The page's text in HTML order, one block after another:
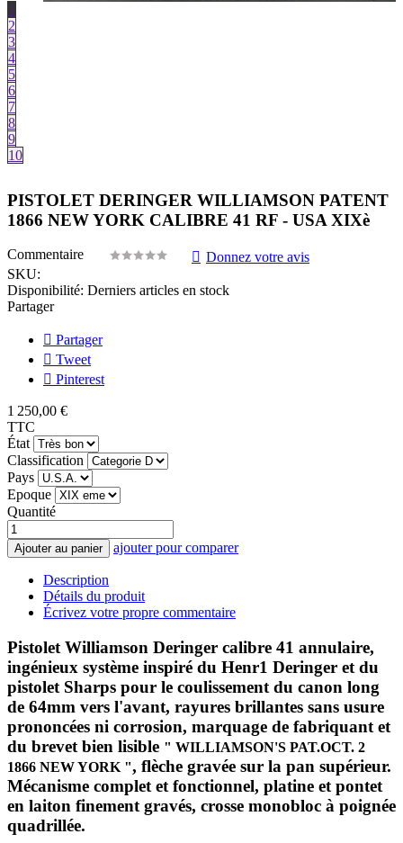
1
2
3
4
5
6
7
8
9
10
PISTOLET DERINGER WILLIAMSON PATENT
1866 NEW YORK CALIBRE 41 RF - USA XIXè
Commentaire
Donnez votre avis
SKU:
Disponibilité: Derniers articles en stock
Partager
Partager
Tweet
Pinterest
1 250,00 €
TTC
État
Classification
Pays
Epoque
Quantité
Ajouter au panier ajouter pour comparer
Description
Détails du produit
Écrivez votre propre commentaire
Pistolet Williamson Deringer calibre 41 annulaire,
ingénieux système inspiré du Henr1 Deringer et du
pistolet Sharps pour le coulissement du canon long
de 64mm vers l'avant, rayures brillantes sans usure
prononcées ni corrosion, marquage de fabriquant et
du brevet bien lisible " WILLIAMSON'S PAT.OCT. 2
1866 NEW YORK ", flèche gravée sur la pan supérieur.
Mécanisme complet et fonctionnel, platine et pontet
en laiton finement gravés, crosse monobloc à poignée
quadrillée.